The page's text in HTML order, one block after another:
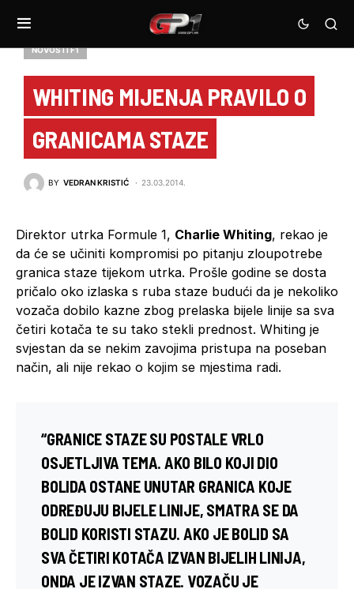
NOVOSTI F1
WHITING MIJENJA PRAVILO O
GRANICAMA STAZE
BY VEDRAN KRISTIĆ 23.03.2014.
Direktor utrka Formule 1, Charlie Whiting, rekao je
da će se učiniti kompromisi po pitanju zloupotrebe
granica staze tijekom utrka. Prošle godine se dosta
pričalo oko izlaska s ruba staze budući da je nekoliko
vozača dobilo kazne zbog prelaska bijele linije sa sva
četiri kotača te su tako stekli prednost. Whiting je
svjestan da se nekim zavojima pristupa na poseban
način, ali nije rekao o kojim se mjestima radi.
“GRANICE STAZE SU POSTALE VRLO
OSJETLJIVA TEMA. AKO BILO KOJI DIO
BOLIDA OSTANE UNUTAR GRANICA KOJE
ODREĐUJU BIJELE LINIJE, SMATRA SE DA
BOLID KORISTI STAZU. AKO JE BOLID SA
SVA ČETIRI KOTAČA IZVAN BIJELIH LINIJA,
ONDA JE IZVAN STAZE. VOZAČU JE